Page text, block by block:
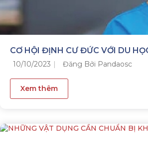
CƠ HỘI ĐỊNH CƯ ĐỨC VỚI DU
10/10/2023 Đăng Bởi Pandaosc
Xem thêm